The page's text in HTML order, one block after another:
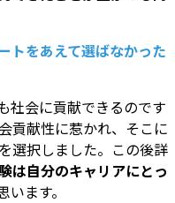
をあえて選ばなかった
社会に貢献できるのです
貢献性に惹かれ、そこに
選択しました。この後詳
は自分のキャリアにとっ
います。